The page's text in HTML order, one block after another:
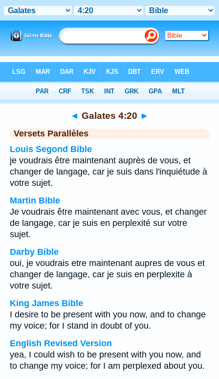
Chapitre 4> Verset 20
◄ Galates 4:20 ►
Versets Parallèles
Louis Segond Bible
je voudrais être maintenant auprès de vous, et
changer de langage, car je suis dans l'inquiétude à
votre sujet.
Martin Bible
Je voudrais être maintenant avec vous, et changer
de langage, car je suis en perplexité sur votre
sujet.
Darby Bible
oui, je voudrais etre maintenant aupres de vous et
changer de langage, car je suis en perplexite à
votre sujet.
King James Bible
I desire to be present with you now, and to change
my voice; for I stand in doubt of you.
English Revised Version
yea, I could wish to be present with you now, and
to change my voice; for I am perplexed about you.